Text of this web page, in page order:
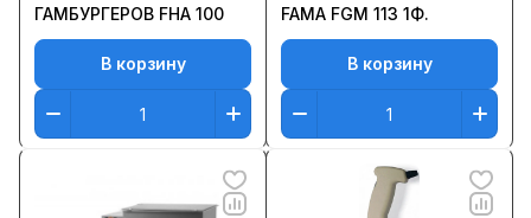
ГАМБУРГЕРОВ FHA 100
В корзину
FAMA FGM 113 1Ф.
В корзину